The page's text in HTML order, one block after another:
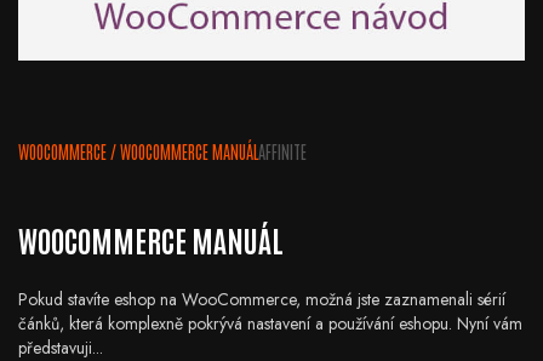
WOOCOMMERCE /WOOCOMMERCE MANUÁLAFFINITE
WOOCOMMERCE MANUÁL
Pokud stavíte eshop na WooCommerce, možná jste zaznamenali sérií
čánků, která komplexně pokrývá nastavení a používání eshopu. Nyní vám
představuji...